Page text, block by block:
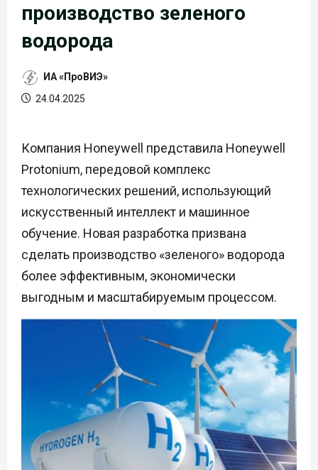
производство зеленого
водорода
ИА «ПроВИЭ»
24.04.2025
Компания Honeywell представила Honeywell
Protonium, передовой комплекс
технологических решений, использующий
искусственный интеллект и машинное
обучение. Новая разработка призвана
сделать производство «зеленого» водорода
более эффективным, экономически
выгодным и масштабируемым процессом.